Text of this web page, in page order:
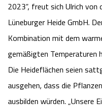
Urlaub
Ralf
Das
2023“, freut sich Ulrich
Lüneburger Heide GmbH.
Kombination mit dem
gemäßigten Temperaturen
Die Heideflächen seien
ausgehen, dass die
ausbilden würden. „Unsere